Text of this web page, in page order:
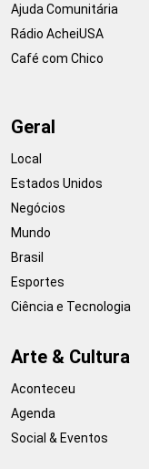
Ajuda Comunitária
Rádio AcheiUSA
Café com Chico
Geral
Local
Estados Unidos
Negócios
Mundo
Brasil
Esportes
Ciência e Tecnologia
Arte & Cultura
Aconteceu
Agenda
Social & Eventos